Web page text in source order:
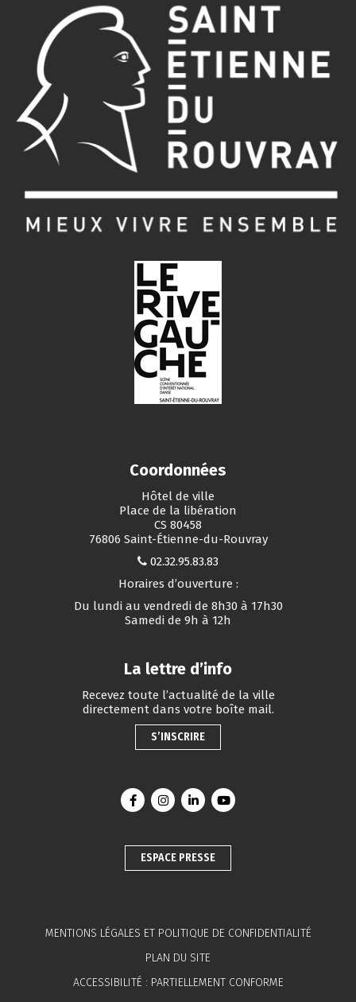
Coordonnées
Hôtel de ville
Place de la libération
CS 80458
76806 Saint-Étienne-du-Rouvray
02.32.95.83.83
Horaires d’ouverture :
Du lundi au vendredi de 8h30 à 17h30
Samedi de 9h à 12h
La lettre d’info
Recevez toute l’actualité de la ville
directement dans votre boîte mail.
S’INSCRIRE
Lien vers le compte Facebook
Lien vers le compte Instagram
Lien vers le compte Linkedin
Lien vers la chaîne
ESPACE PRESSE
MENTIONS LÉGALES ET POLITIQUE DE CONFIDENTIALITÉ
PLAN DU SITE
ACCESSIBILITÉ : PARTIELLEMENT CONFORME